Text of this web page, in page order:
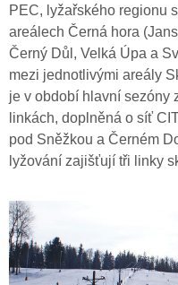
PEC, lyžařského regionu
areálech Černá hora
Černý Důl, Velká Úpa a
mezi jednotlivými areály
je v období hlavní sezóny
linkách, doplněná o síť
pod Sněžkou a Černém
lyžování zajišťují tři linky